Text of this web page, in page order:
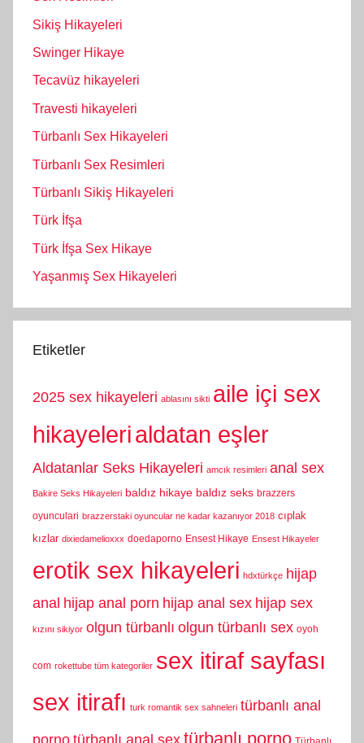
Sikiş Hikayeleri
Swinger Hikaye
Tecavüz hikayeleri
Travesti hikayeleri
Türbanlı Sex Hikayeleri
Türbanlı Sex Resimleri
Türbanlı Sikiş Hikayeleri
Türk İfşa
Türk İfşa Sex Hikaye
Yaşanmış Sex Hikayeleri
Etiketler
2025 sex hikayeleri ablasını sikti aile içi sex
hikayelerialdatan eşler
Aldatanlar Seks Hikayeleri amcık resimleri anal sex
Bakire Seks Hikayeleri baldız hikaye baldız seks brazzers
oyunculari brazzerstaki oyuncular ne kadar kazanıyor 2018 cıplak
kızlar dixiedamelioxxx doedaporno Ensest Hikaye Ensest Hikayeler
erotik sex hikayeleri hdxtürkçe hijap
anal hijap anal porn hijap anal sex hijap sex
kızını sikiyor olgun türbanlı olgun türbanlı sex oyoh
com rokettube tüm kategoriler sex itiraf sayfası
sex itirafı turk romantik sex sahneleri türbanlı anal
türbanlı porno